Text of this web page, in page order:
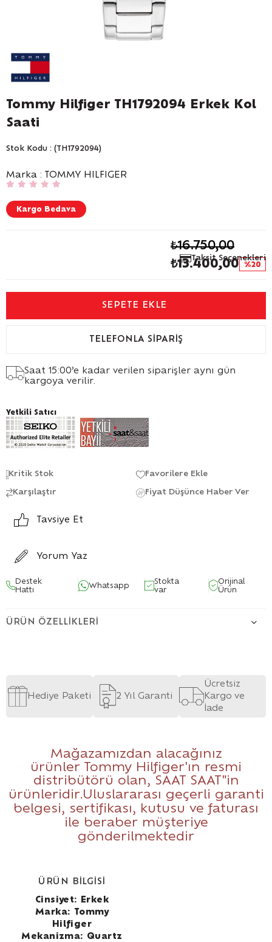
Tommy Hilfiger TH1792094 Erkek Kol
Saati
Stok Kodu (TH1792094)
Marka : TOMMY HILFIGER
Kargo Bedava
Taksit Seçenekleri
20
₺16.750,00
₺13.400,00
TELEFONLA SIPARIŞ
Saat 15:00’e kadar verilen siparişler aynı gün
kargoya verilir.
Yetkili Satıcı
Kritik Stok Favorilere Ekle
Karşılaştır Fiyat Düşünce Haber Ver
Tavsiye Et
Yorum Yaz
Destek
Hattı
Whatsapp
Stokta
var
Orijinal
Ürün
ÜRÜN ÖZELLIKLERI
Hediye Paketi 2 Yıl Garanti
Ücretsiz
Kargo ve
İade
Mağazamızdan alacağınız
ürünler Tommy Hilfiger'ın resmi
distribütörü olan, SAAT SAAT "in
ürünleridir.Uluslararası geçerli garanti
belgesi, sertifikası, kutusu ve faturası
ile beraber müşteriye
gönderilmektedir
ÜRÜN BİLGİSİ
Cinsiyet: Erkek
Marka: Tommy
Hilfiger
Mekanizma: Quartz